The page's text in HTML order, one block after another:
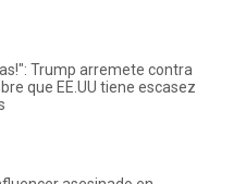
Trump arremete contra
que EE.UU tiene escasez